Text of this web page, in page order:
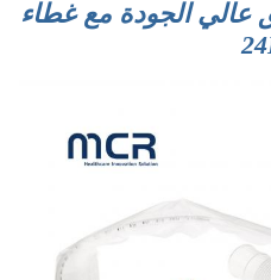
الجودة مع غطاء